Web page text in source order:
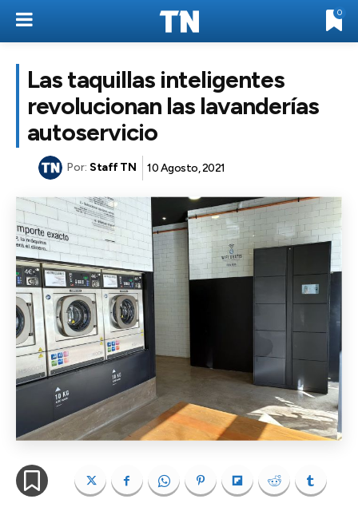
0
Las taquillas inteligentes
revolucionan las lavanderías
autoservicio
Por: Staff TN 10 Agosto, 2021